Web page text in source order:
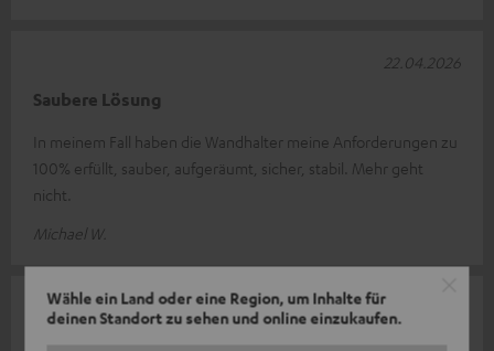
Wähle ein Land oder eine Region, um Inhalte für
deinen Standort zu sehen und online einzukaufen.
Saubere Lösung
In meinem Fall haben die Wandhalter meine Anforderungen zu
100% erfüllt, sauber, aufgeräumt, sicher, stabil. Mehr geht
nicht.
Michael W.
22.04.2026